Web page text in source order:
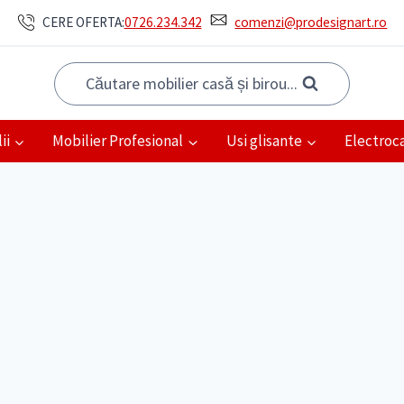
CERE OFERTA:0726.234.342 comenzi@prodesignart.ro
Căutare mobilier casă și birou...
Mobilier Profesional Usi glisante